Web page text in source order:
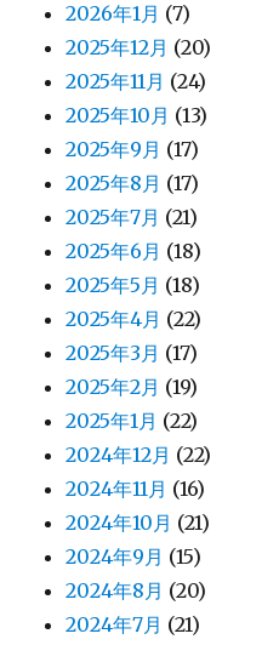
2026年1月 (7)
2025年12月 (20)
2025年11月 (24)
2025年10月 (13)
2025年9月 (17)
2025年8月 (17)
2025年7月 (21)
2025年6月 (18)
2025年5月 (18)
2025年4月 (22)
2025年3月 (17)
2025年2月 (19)
2025年1月 (22)
2024年12月 (22)
2024年11月 (16)
2024年10月 (21)
2024年9月 (15)
2024年8月 (20)
2024年7月 (21)